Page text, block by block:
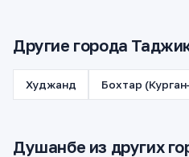
Другие города
Худжанд Бохтар
Душанбе из других